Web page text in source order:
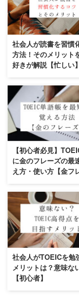
社会人が読書を習慣
方法！そのメリット
好きが解説【忙しい】
【初心者必見】
に金のフレーズの最
え方・使い方【金フ
社会人がTOEICを勉
メリットは？意味な
【初心者】